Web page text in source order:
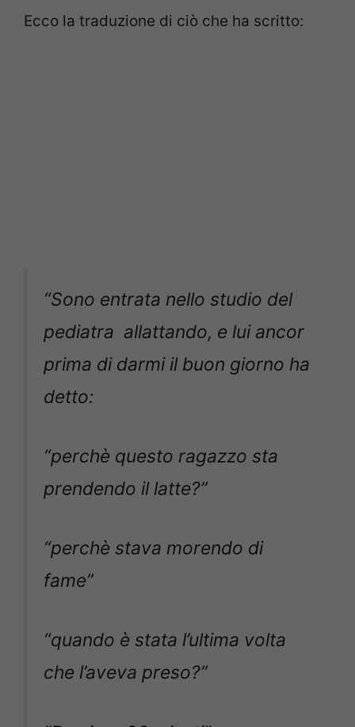
Ecco la traduzione di ciò che ha scritto:
“Sono entrata nello studio del
pediatra allattando, e lui ancor
prima di darmi il buon giorno ha
detto:
“perchè questo ragazzo sta
prendendo il latte?”
“perchè stava morendo di
fame”
“quando è stata l’ultima volta
che l’aveva preso?”